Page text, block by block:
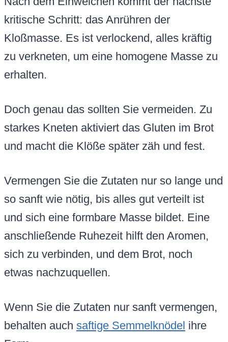
kritische Schritt: das Anrühren der
Kloßmasse. Es ist verlockend, alles kräftig
zu verkneten, um eine homogene Masse zu
erhalten.
Doch genau das sollten Sie vermeiden. Zu
starkes Kneten aktiviert das Gluten im Brot
und macht die Klöße später zäh und fest.
Vermengen Sie die Zutaten nur so lange und
so sanft wie nötig, bis alles gut verteilt ist
und sich eine formbare Masse bildet. Eine
anschließende Ruhezeit hilft den Aromen,
sich zu verbinden, und dem Brot, noch
etwas nachzuquellen.
Wenn Sie die Zutaten nur sanft vermengen,
behalten auch saftige Semmelknödel ihre